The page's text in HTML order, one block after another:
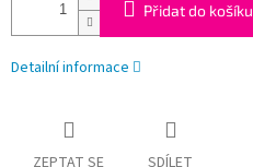
Přidat do košíku
Detailní informace